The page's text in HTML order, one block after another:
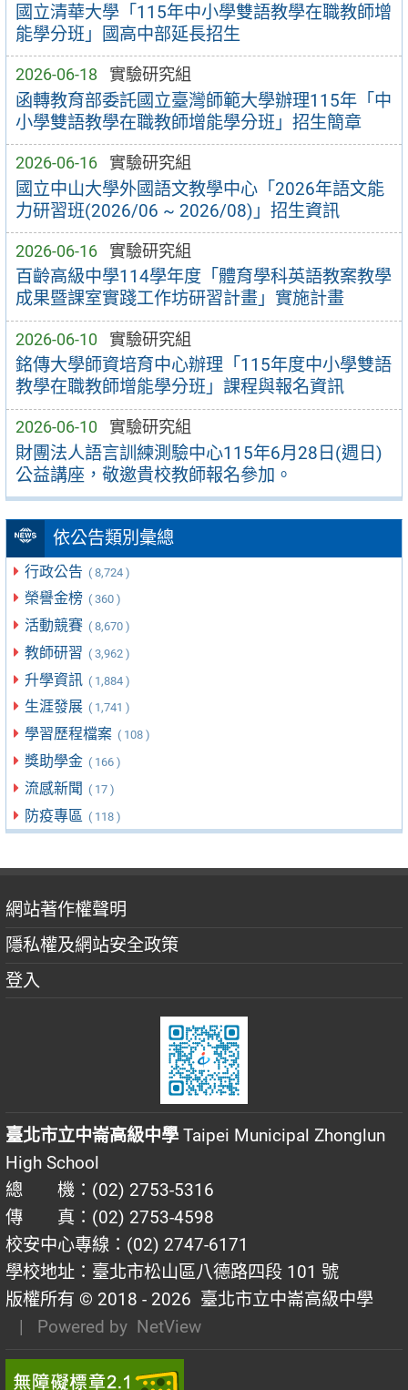
國立清華大學「115年中小學雙語教學在職教師增
能學分班」國高中部延長招生
2026-06-18 實驗研究組
函轉教育部委託國立臺灣師範大學辦理115年「中
小學雙語教學在職教師增能學分班」招生簡章
2026-06-16 實驗研究組
國立中山大學外國語文教學中心「2026年語文能
力研習班(2026/06 ~ 2026/08)」招生資訊
2026-06-16 實驗研究組
百齡高級中學114學年度「體育學科英語教案教學
成果暨課室實踐工作坊研習計畫」實施計畫
2026-06-10 實驗研究組
銘傳大學師資培育中心辦理「115年度中小學雙語
教學在職教師增能學分班」課程與報名資訊
2026-06-10 實驗研究組
財團法人語言訓練測驗中心115年6月28日(週日)
公益講座，敬邀貴校教師報名參加。
依公告類別彙總
行政公告 ( 8,724 )
榮譽金榜 ( 360 )
活動競賽 ( 8,670 )
教師研習 ( 3,962 )
升學資訊 ( 1,884 )
生涯發展 ( 1,741 )
學習歷程檔案 ( 108 )
獎助學金 ( 166 )
流感新聞 ( 17 )
防疫專區 ( 118 )
網站著作權聲明
隱私權及網站安全政策
登入
臺北市立中崙高級中學 Taipei Municipal Zhonglun
High School
總 機：(02) 2753-5316
傳 真：(02) 2753-4598
校安中心專線：(02) 2747-6171
學校地址：臺北市松山區八德路四段 101 號
版權所有 © 2018 - 2026 臺北市立中崙高級中學
| Powered by NetView